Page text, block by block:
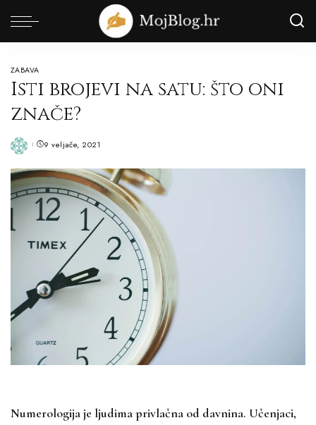
ZABAVA
Isti brojevi na satu: što oni
znače?
Posted9 veljače, 2021
Numerologija je ljudima privlačna od davnina. Učenjaci,